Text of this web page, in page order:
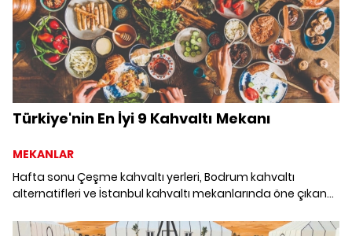
Türkiye'nin En İyi 9 Kahvaltı Mekanı
MEKANLAR
Hafta sonu Çeşme kahvaltı yerleri, Bodrum kahvaltı
alternatifleri ve İstanbul kahvaltı mekanlarında öne çıkan
serüvende bize eşlik etmeye ne dersiniz?